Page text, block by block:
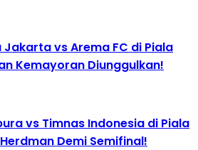
Jakarta vs Arema FC di Piala
Kemayoran Diunggulkan!
vs Timnas Indonesia di Piala
Demi Semifinal!